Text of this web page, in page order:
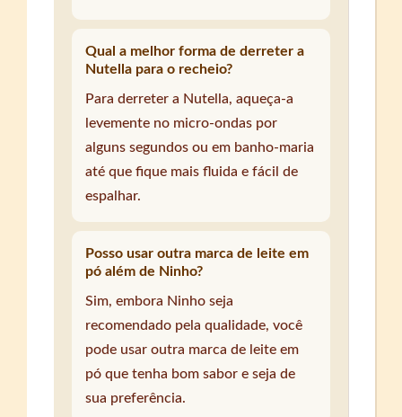
Qual a melhor forma de derreter a
Nutella para o recheio?
Para derreter a Nutella, aqueça-a
levemente no micro-ondas por
alguns segundos ou em banho-maria
até que fique mais fluida e fácil de
espalhar.
Posso usar outra marca de leite em
pó além de Ninho?
Sim, embora Ninho seja
recomendado pela qualidade, você
pode usar outra marca de leite em
pó que tenha bom sabor e seja de
sua preferência.